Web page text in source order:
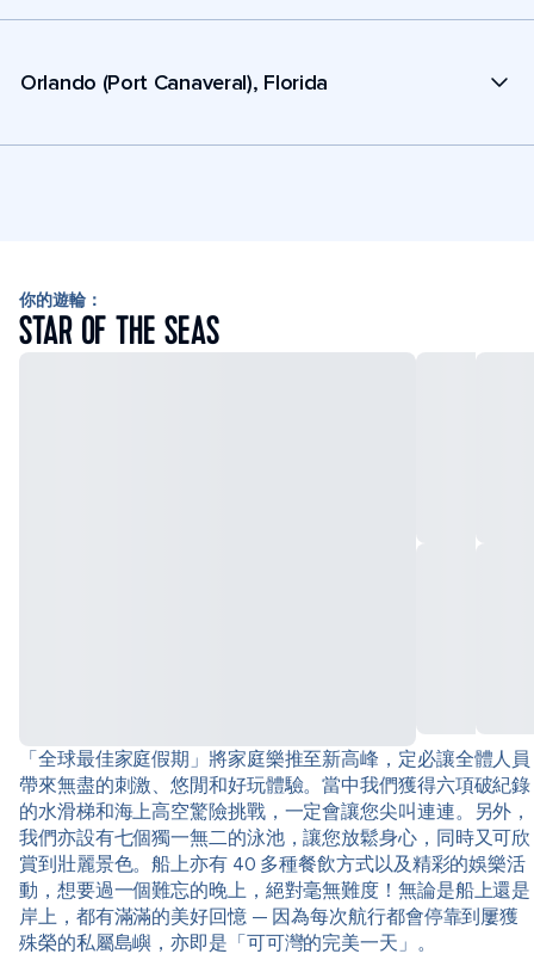
Orlando (Port Canaveral), Florida
你的遊輪：
STAR OF THE SEAS
「全球最佳家庭假期」將家庭樂推至新高峰，定必讓全體人員
帶來無盡的刺激、悠閒和好玩體驗。當中我們獲得六項破紀錄
的水滑梯和海上高空驚險挑戰，一定會讓您尖叫連連。另外，
我們亦設有七個獨一無二的泳池，讓您放鬆身心，同時又可欣
賞到壯麗景色。船上亦有 40 多種餐飲方式以及精彩的娛樂活
動，想要過一個難忘的晚上，絕對毫無難度！無論是船上還是
岸上，都有滿滿的美好回憶 — 因為每次航行都會停靠到屢獲
殊榮的私屬島嶼，亦即是「可可灣的完美一天」。